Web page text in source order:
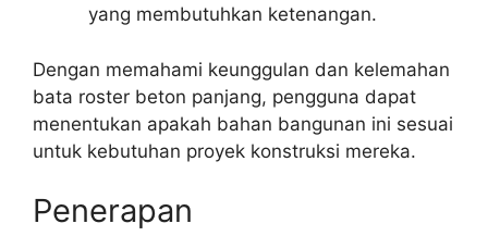
yang membutuhkan ketenangan.
Dengan memahami keunggulan dan kelemahan
bata roster beton panjang, pengguna dapat
menentukan apakah bahan bangunan ini sesuai
untuk kebutuhan proyek konstruksi mereka.
Penerapan